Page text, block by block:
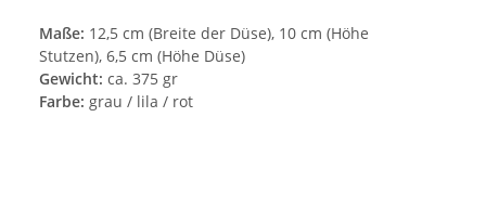
Maße: 12,5 cm (Breite der Düse), 10 cm (Höhe
Stutzen), 6,5 cm (Höhe Düse)
Gewicht: ca. 375 gr
Farbe: grau / lila / rot